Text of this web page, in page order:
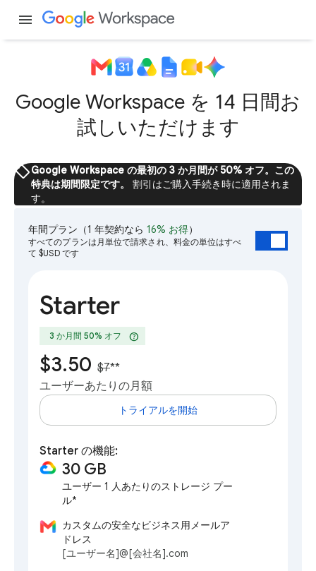
menu
Google Workspace を 14 日間お
試しいただけます
sellGoogle Workspace の最初の 3 か月間が 50% オフ。この
特典は期間限定です。
割引はご購入手続き時に適用されま
す。
年間プラン （1 年契約なら 16% お得）
すべてのプランは月単位で請求され、料金の単位はすべ
て $USD です
Starter
3 か月間 50% オフ help
$3.50 $7**
ユーザーあたりの月額
トライアルを開始
Starter の機能:
30 GB
ユーザー 1 人あたりのストレージ プー
ル*
カスタムの安全なビジネス用メールア
ドレス
[ユーザー名]@[会社名].com